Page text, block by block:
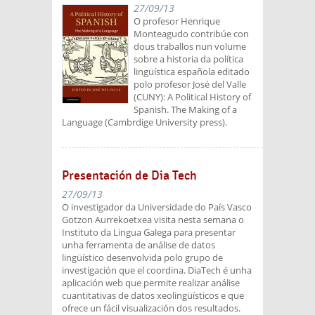
27/09/13
O profesor Henrique
Monteagudo contribúe con
dous traballos nun volume
sobre a historia da política
lingüística española editado
polo profesor José del Valle
(CUNY): A Political History of
Spanish. The Making of a
Language (Cambrdige University press).
Presentación de Dia Tech
27/09/13
O investigador da Universidade do País Vasco
Gotzon Aurrekoetxea visita nesta semana o
Instituto da Lingua Galega para presentar
unha ferramenta de análise de datos
lingüístico desenvolvida polo grupo de
investigación que el coordina. DiaTech é unha
aplicación web que permite realizar análise
cuantitativas de datos xeolingüísticos e que
ofrece un fácil visualización dos resultados.